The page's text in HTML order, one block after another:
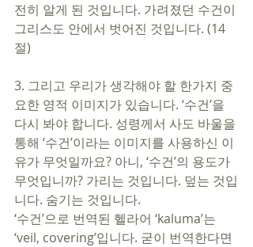
전히 알게 된 것입니다. 가려졌던 수건이
그리스도 안에서 벗어진 것입니다. (14
절)
3. 그리고 우리가 생각해야 할 한가지 중
요한 영적 이미지가 있습니다. ‘수건’을
다시 봐야 합니다. 성령께서 사도 바울을
통해 ‘수건’이라는 이미지를 사용하신 이
유가 무엇일까요? 아니, ‘수건’의 용도가
무엇입니까? 가리는 것입니다. 덮는 것입
니다. 숨기는 것입니다.
‘수건’으로 번역된 헬라어 ‘kaluma’는
‘veil, covering’입니다. 굳이 번역한다면